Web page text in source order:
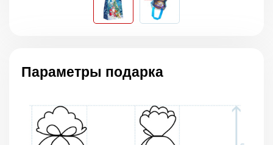
Параметры подарка